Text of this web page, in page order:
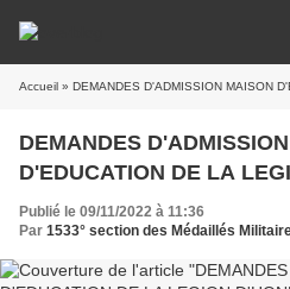
Accueil » DEMANDES D'ADMISSION MAISON
DEMANDES
D'EDUCATION DE LA
Publié le 09/11/2022 à 11:36
Par 1533° section des Médaillés